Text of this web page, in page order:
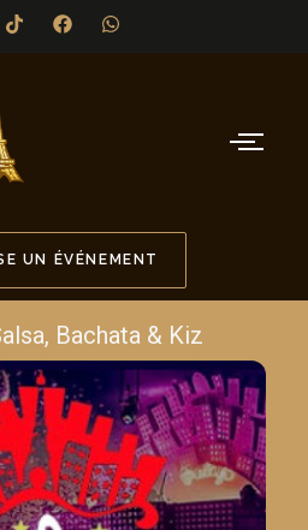
UN ÉVÉNEMENT
Bachata & Kiz